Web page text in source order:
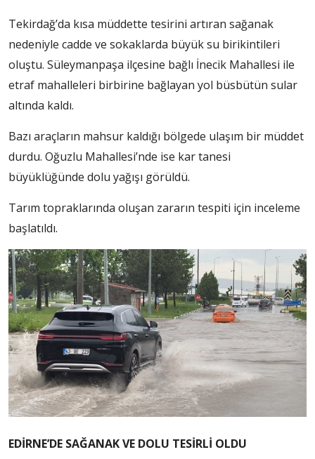
Tekirdağ’da kısa müddette tesirini artıran sağanak
nedeniyle cadde ve sokaklarda büyük su birikintileri
oluştu. Süleymanpaşa ilçesine bağlı İnecik Mahallesi ile
etraf mahalleleri birbirine bağlayan yol büsbütün sular
altında kaldı.
Bazı araçların mahsur kaldığı bölgede ulaşım bir müddet
durdu. Oğuzlu Mahallesi’nde ise kar tanesi
büyüklüğünde dolu yağışı görüldü.
Tarım topraklarında oluşan zararın tespiti için inceleme
başlatıldı.
EDİRNE’DE SAĞANAK VE DOLU TESİRLİ OLDU